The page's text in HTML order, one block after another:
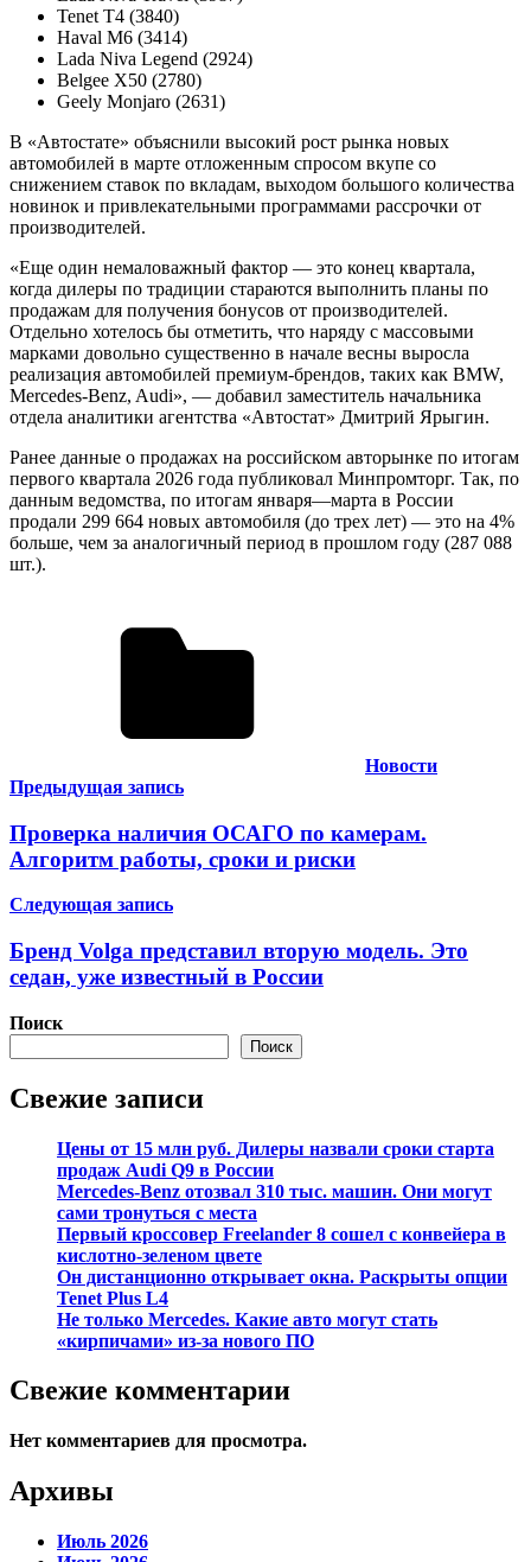
Tenet T4 (3840)
Haval M6 (3414)
Lada Niva Legend (2924)
Belgee X50 (2780)
Geely Monjaro (2631)
В «Автостате» объяснили высокий рост рынка новых
автомобилей в марте отложенным спросом вкупе со
снижением ставок по вкладам, выходом большого количества
новинок и привлекательными программами рассрочки от
производителей.
«Еще один немаловажный фактор — это конец квартала,
когда дилеры по традиции стараются выполнить планы по
продажам для получения бонусов от производителей.
Отдельно хотелось бы отметить, что наряду с массовыми
марками довольно существенно в начале весны выросла
реализация автомобилей премиум-брендов, таких как BMW,
Mercedes-Benz, Audi», — добавил заместитель начальника
отдела аналитики агентства «Автостат» Дмитрий Ярыгин.
Ранее данные о продажах на российском авторынке по итогам
первого квартала 2026 года публиковал Минпромторг. Так, по
данным ведомства, по итогам января—марта в России
продали 299 664 новых автомобиля (до трех лет) — это на 4%
больше, чем за аналогичный период в прошлом году (287 088
шт.).
Новости
Навигация
по
записям
Предыдущая запись
Проверка наличия ОСАГО по камерам.
Алгоритм работы, сроки и риски
Следующая запись
Бренд Volga представил вторую модель. Это
седан, уже известный в России
Поиск
Поиск
Свежие записи
Цены от 15 млн руб. Дилеры назвали сроки старта
продаж Audi Q9 в России
Mercedes-Benz отозвал 310 тыс. машин. Они могут
сами тронуться с места
Первый кроссовер Freelander 8 сошел с конвейера в
кислотно-зеленом цвете
Он дистанционно открывает окна. Раскрыты опции
Tenet Plus L4
Не только Mercedes. Какие авто могут стать
«кирпичами» из-за нового ПО
Свежие комментарии
Нет комментариев для просмотра.
Архивы
Июль 2026